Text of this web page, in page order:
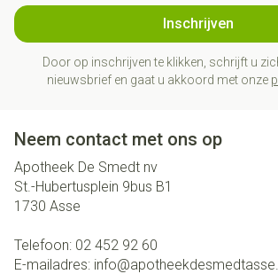
Inschrijven
Door op inschrijven te klikken, schrijft u
nieuwsbrief en gaat u akkoord met onze
Neem contact met ons op
Apotheek De Smedt nv
St.-Hubertusplein 9bus B1
1730 Asse
Telefoon: 02 452 92 60
E-mailadres: info@